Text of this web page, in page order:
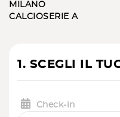
MILANO
CALCIOSERIE A
1. SCEGLI IL
Check-in